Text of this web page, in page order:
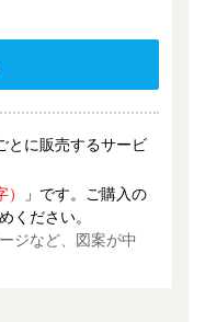
とに販売するサービ
」です。ご購入の
ください。
ジなど、図案が中